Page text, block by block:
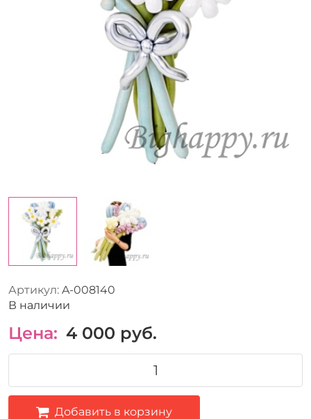
Артикул: A-008140
В наличии
Цена: 4 000 руб.
Добавить в корзину